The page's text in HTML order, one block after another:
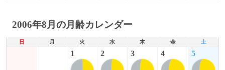
2006年8月の月齢カレンダー
日 月 火 水 木 金 土
1 2 3 4 5